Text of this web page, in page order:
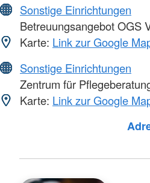
Sonstige Einrichtungen
Betreuungsangebot OGS
Karte: Link zur Google
Sonstige Einrichtungen
Zentrum für
Karte: Link zur Google